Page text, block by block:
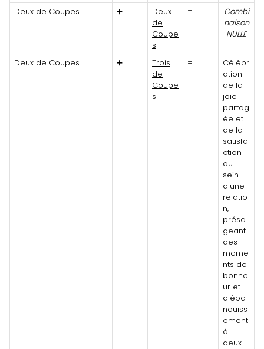
Deux de Coupes
➕
Deux
de
Coupe
s
=
Combi
naison
NULLE
Deux de Coupes ➕
Trois
de
Coupe
s
=
Célébr
ation
de la
joie
partag
ée et
de la
satisfa
ction
au
sein
d'une
relatio
n,
présa
geant
des
mome
nts de
bonhe
ur et
d'épa
nouiss
ement
à
deux.